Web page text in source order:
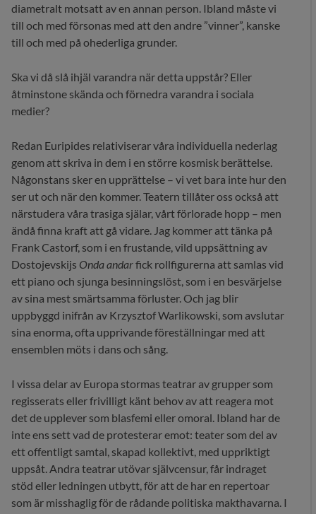
diametralt motsatt av en annan person. Ibland måste vi
till och med försonas med att den andre ”vinner”, kanske
till och med på ohederliga grunder.
Ska vi då slå ihjäl varandra när detta uppstår? Eller
åtminstone skända och förnedra varandra i sociala
medier?
Redan Euripides relativiserar våra individuella nederlag
genom att skriva in dem i en större kosmisk berättelse.
Någonstans sker en upprättelse – vi vet bara inte hur den
ser ut och när den kommer. Teatern tillåter oss också att
närstudera våra trasiga själar, vårt förlorade hopp – men
ändå finna kraft att gå vidare. Jag kommer att tänka på
Frank Castorf, som i en frustande, vild uppsättning av
Dostojevskijs Onda andarfick rollfigurerna att samlas vid
ett piano och sjunga besinningslöst, som i en besvärjelse
av sina mest smärtsamma förluster. Och jag blir
uppbyggd inifrån av Krzysztof Warlikowski, som avslutar
sina enorma, ofta upprivande föreställningar med att
ensemblen möts i dans och sång.
I vissa delar av Europa stormas teatrar av grupper som
regisserats eller frivilligt känt behov av att reagera mot
det de upplever som blasfemi eller omoral. Ibland har de
inte ens sett vad de protesterar emot: teater som del av
ett offentligt samtal, skapad kollektivt, med uppriktigt
uppsåt. Andra teatrar utövar självcensur, får indraget
stöd eller ledningen utbytt, för att de har en repertoar
som är misshaglig för de rådande politiska makthavarna. I